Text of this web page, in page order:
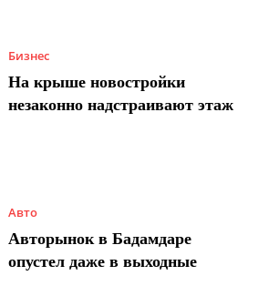
Бизнес
На крыше новостройки
незаконно надстраивают этаж
Авто
Авторынок в Бадамдаре
опустел даже в выходные